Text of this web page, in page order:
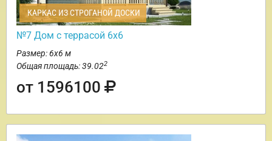
КАРКАС ИЗ СТРОГАНОЙ ДОСКИ
№7 Дом с террасой 6х6
Размер: 6х6 м
Общая площадь: 39.022
от 1596100